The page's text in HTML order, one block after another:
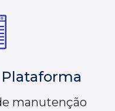
manutenção